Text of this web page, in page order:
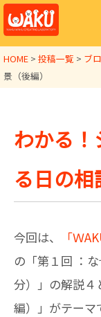
HOME > 投稿一覧 > ブ
景（後編）
わかる
る日の相
今回は、
「Ｗ
の「第１回 ：
分）」の解説４
編）」がテーマ